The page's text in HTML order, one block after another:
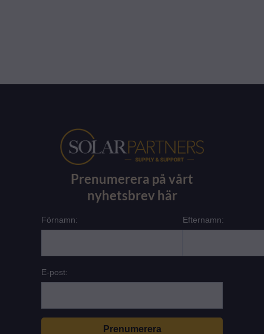
Prenumerera på vårt
nyhetsbrev här
Förnamn: Efternamn:
E-post: